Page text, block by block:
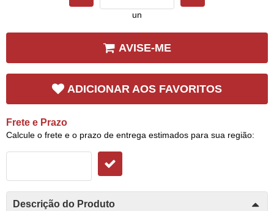
un
AVISE-ME
ADICIONAR AOS FAVORITOS
Frete e Prazo
Calcule o frete e o prazo de entrega estimados para sua região:
Descrição do Produto